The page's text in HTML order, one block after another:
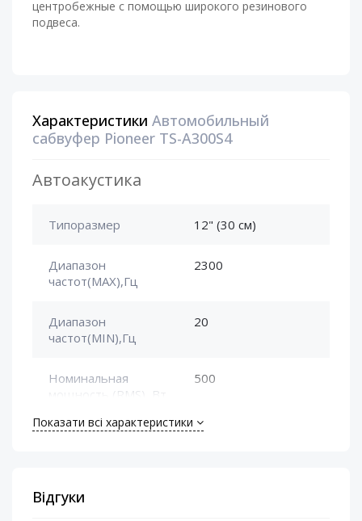
центробежные с помощью широкого резинового
подвеса.
Характеристики Автомобильный
сабвуфер Pioneer TS-А300S4
Автоакустика
Типоразмер 12" (30 см)
Диапазон
частот(MAX),Гц
2300
Диапазон
частот(MIN),Гц
20
Номинальная
мощность (RMS), Вт
500
Сопротивление
4 Ом
Показати всі характеристики
Відгуки